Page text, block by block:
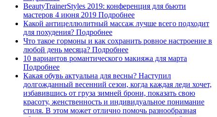
BeautyTrainerStyles 2019: конференция для бьюти
мастеров 4 июня 2019 Подробнее
Какой антицеллюлитный массаж лучше всего подходит
для похудения? Подробнее
Что такое гормоны и как сохранить ровное настроение в
любой день месяца? Подробнее
10 вариантов романтического макияжа для марта
Подробнее
Какая обувь актуальна для весны? Наступил
долгожданный весенний сезон, когда каждая леди хочет,
избавившись от груза зимней брони, показать свою
красоту, женственность и индивидуальное понимание
стиля. В этом может отлично помочь разнообразная